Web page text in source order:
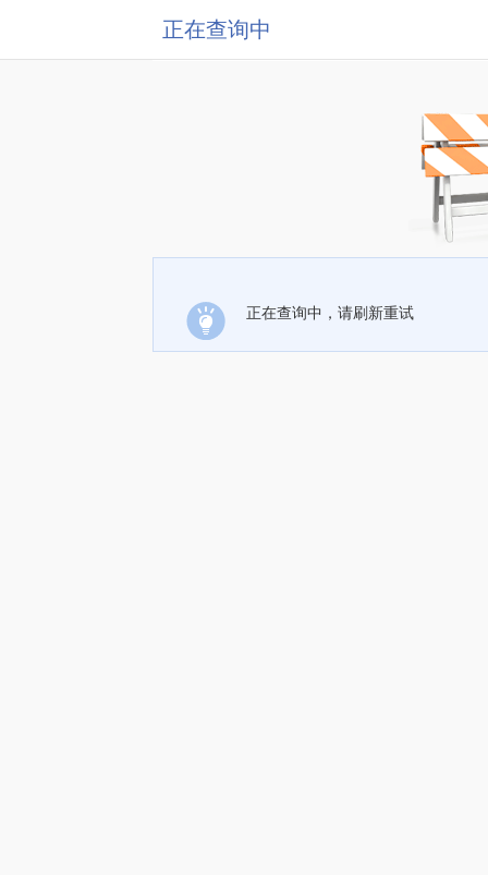
正在查询中
正在查询中，请刷新重试